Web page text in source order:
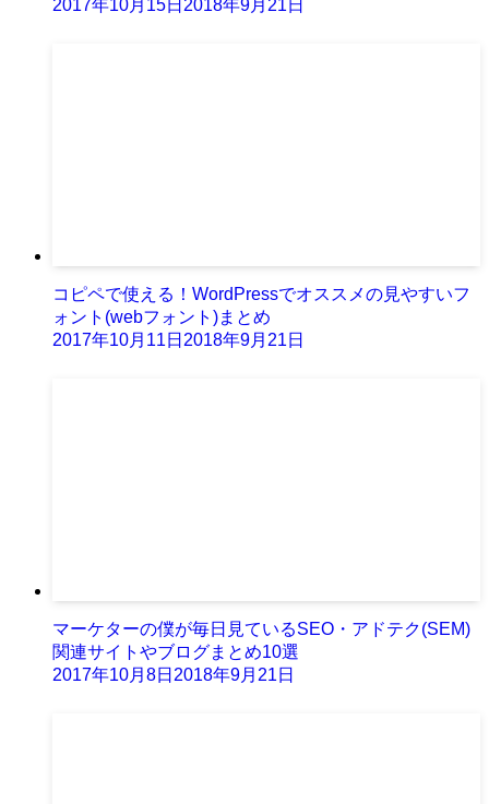
2017年10月15日 2018年9月21日
コピペで使える！WordPressでオススメの見やすいフ
ォント(webフォント)まとめ
2017年10月11日 2018年9月21日
マーケターの僕が毎日見ているSEO・アドテク(SEM)
関連サイトやブログまとめ10選
2017年10月8日 2018年9月21日